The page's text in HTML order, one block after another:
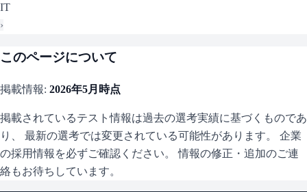
IT
›
このページについて
掲載情報: 2026年5月 時点
掲載されているテスト情報は過去の選考実績に基づくものであ
り、 最新の選考では変更されている可能性があります。 企業
の採用情報を必ずご確認ください。 情報の修正・追加のご連
絡もお待ちしています。